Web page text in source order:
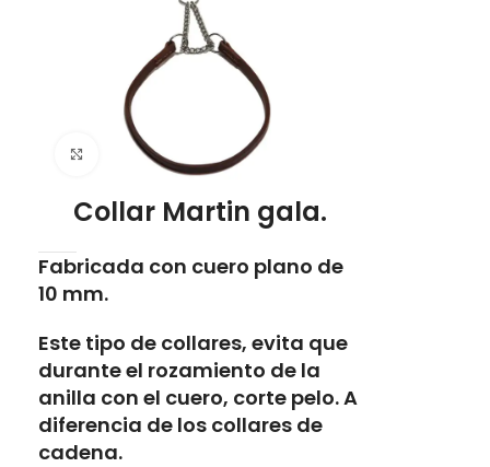
Click to enlarge
Collar Martin gala.
Fabricada con cuero plano de
10 mm.
Este tipo de collares, evita que
durante el rozamiento de la
anilla con el cuero, corte pelo. A
diferencia de los collares de
cadena.